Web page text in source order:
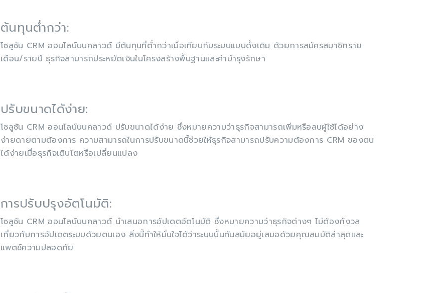
ต้นทุนต่ำกว่า:
โซลูชัน CRM ออนไลน์บนคลาวด์ มีต้นทุนที่ต่ำกว่าเมื่อเทียบกับระบบแบบดั้งเดิม ด้วยการสมัครสมาชิกราย
เดือน/รายปี ธุรกิจสามารถประหยัดเงินในโครงสร้างพื้นฐานและค่าบำรุงรักษา
ปรับขนาดได้ง่าย:
โซลูชัน CRM ออนไลน์บนคลาวด์ ปรับขนาดได้ง่าย ซึ่งหมายความว่าธุรกิจสามารถเพิ่มหรือลบผู้ใช้ได้อย่าง
ง่ายดายตามต้องการ ความสามารถในการปรับขนาดนี้ช่วยให้ธุรกิจสามารถปรับความต้องการ CRM ของตน
ได้ง่ายเมื่อธุรกิจเติบโตหรือเปลี่ยนแปลง
การปรับปรุงอัตโนมัติ:
โซลูชัน CRM ออนไลน์บนคลาวด์ นำเสนอการอัปเดตอัตโนมัติ ซึ่งหมายความว่าธุรกิจต่างๆ ไม่ต้องกังวล
เกี่ยวกับการอัปเดตระบบด้วยตนเอง สิ่งนี้ทำให้มั่นใจได้ว่าระบบนั้นทันสมัยอยู่เสมอด้วยคุณสมบัติล่าสุดและ
แพตช์ความปลอดภัย